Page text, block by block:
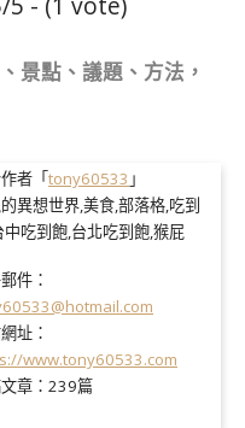
景點、議題、方法，
者「tony60533 」
異想世界,美食,部落格,吃到
中吃到飽,台北吃到飽,猴屁
件：
址：
www.tony60533.com
章： 239篇